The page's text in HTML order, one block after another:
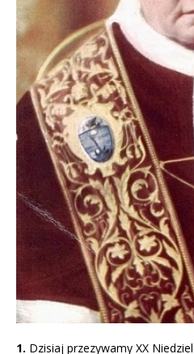
1. Dzisiaj przezywamy XX